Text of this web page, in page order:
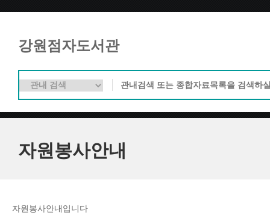
강원점자도서관
자원봉사안내
자원봉사안내입니다